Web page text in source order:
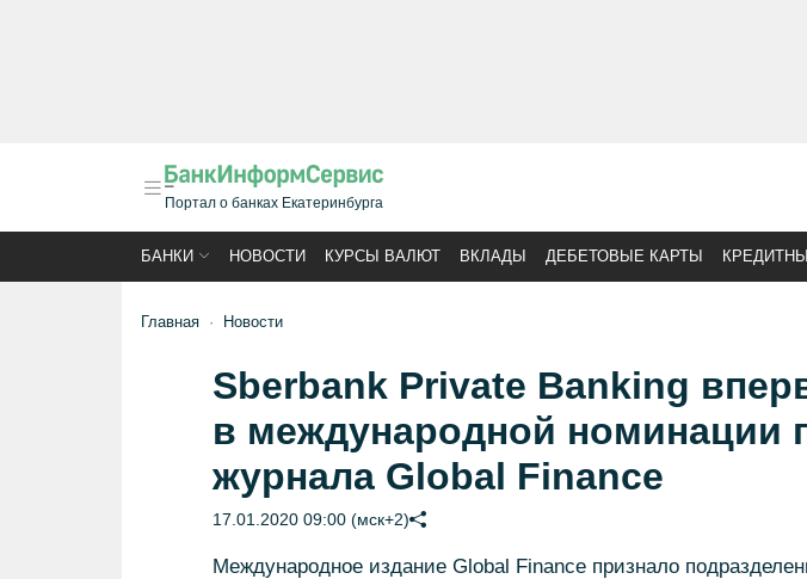
Портал о банках Екатеринбурга
БАНКИ НОВОСТИ КУРСЫ ВАЛЮТ ВКЛАДЫ ДЕБЕТОВЫЕ КАРТЫ
Главная Новости
Sberbank Private Banking
в международной номинации
журнала Global Finance
17.01.2020 09:00 (мск+2)
Международное издание Global Finance признало